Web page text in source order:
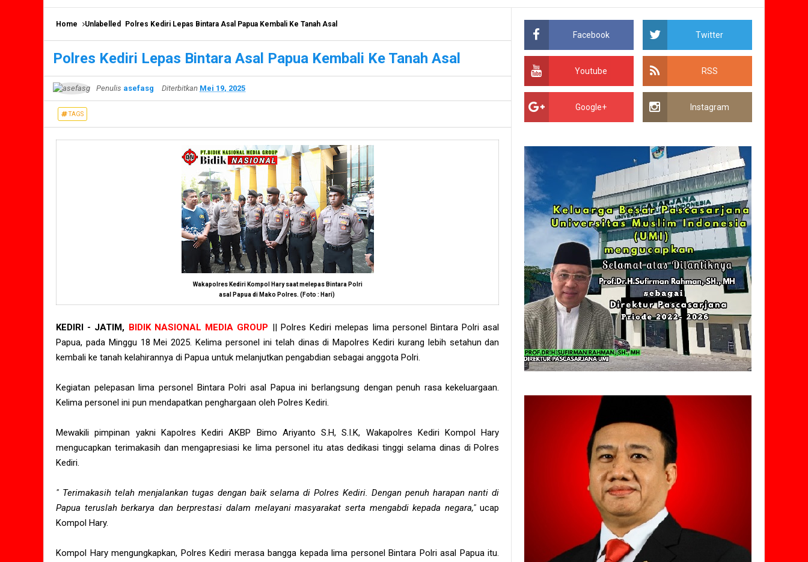
Home Unlabelled Polres Kediri Lepas Bintara Asal Papua Kembali Ke Tanah Asal
Polres Kediri Lepas Bintara Asal Papua Kembali Ke Tanah Asal
Penulis asefasg Diterbitkan Mei 19, 2025
TAGS
Wakapolres Kediri Kompol Hary saat melepas Bintara Polri
asal Papua di Mako Polres. (Foto : Hari)
KEDIRI - JATIM, BIDIK NASIONAL MEDIA GROUP || Polres Kediri melepas lima personel Bintara Polri asal
Papua, pada Minggu 18 Mei 2025. Kelima personel ini telah dinas di Mapolres Kediri kurang lebih setahun dan
kembali ke tanah kelahirannya di Papua untuk melanjutkan pengabdian sebagai anggota Polri.
Kegiatan pelepasan lima personel Bintara Polri asal Papua ini berlangsung dengan penuh rasa kekeluargaan.
Kelima personel ini pun mendapatkan penghargaan oleh Polres Kediri.
Mewakili pimpinan yakni Kapolres Kediri AKBP Bimo Ariyanto S.H, S.I.K, Wakapolres Kediri Kompol Hary
mengucapkan terimakasih dan mengapresiasi ke lima personel itu atas dedikasi tinggi selama dinas di Polres
Kediri.
" Terimakasih telah menjalankan tugas dengan baik selama di Polres Kediri. Dengan penuh harapan nanti di
Papua teruslah berkarya dan berprestasi dalam melayani masyarakat serta mengabdi kepada negara,"ucap
Kompol Hary.
Kompol Hary mengungkapkan, Polres Kediri merasa bangga kepada lima personel Bintara Polri asal Papua itu.
Facebook Twitter
Youtube RSS
Google+ Instagram